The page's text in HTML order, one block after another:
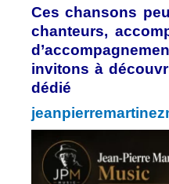
Ces chansons
chanteurs,
invitons à
dédié